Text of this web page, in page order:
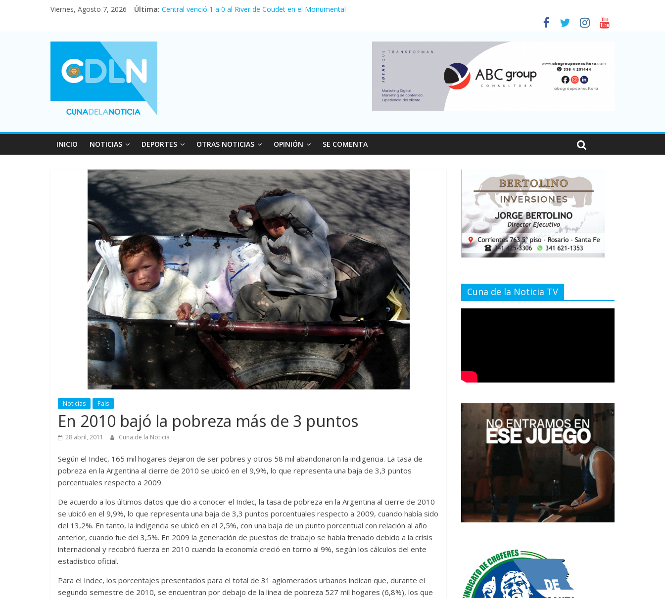
Viernes, Agosto 7, 2026 Última: Central venció 1 a 0 al River de Coudet en el Monumental
Vacaciones de invierno con más movimiento y consumo turístico: 4,6 millones de personas viajaron por el país, un 5,9% más que en 2025
Fuerte caída de la venta de autos usados en julio: bajó un 12,6% interanual
INICIO NOTICIAS DEPORTES OTRAS NOTICIAS OPINIÓN SE COMENTA
Noticias País
En 2010 bajó la pobreza más de 3 puntos
28 abril, 2011 Cuna de la Noticia
Según el Indec, 165 mil hogares dejaron de ser pobres y otros 58 mil abandonaron la indigencia. La tasa de
pobreza en la Argentina al cierre de 2010 se ubicó en el 9,9%, lo que representa una baja de 3,3 puntos
porcentuales respecto a 2009.
De acuerdo a los últimos datos que dio a conocer el Indec, la tasa de pobreza en la Argentina al cierre de 2010
se ubicó en el 9,9%, lo que representa una baja de 3,3 puntos porcentuales respecto a 2009, cuando había sido
del 13,2%. En tanto, la indigencia se ubicó en el 2,5%, con una baja de un punto porcentual con relación al año
anterior, cuando fue del 3,5%. En 2009 la generación de puestos de trabajo se había frenado debido a la crisis
internacional y recobró fuerza en 2010 cuando la economía creció en torno al 9%, según los cálculos del ente
estadístico oficial.
Para el Indec, los porcentajes presentados para el total de 31 aglomerados urbanos indican que, durante el
segundo semestre de 2010, se encuentran por debajo de la línea de pobreza 527 mil hogares (6,8%), los que
Cuna de la Noticia TV